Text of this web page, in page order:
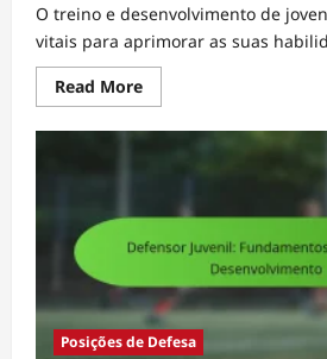
O treino e desenvolvimento de
vitais para aprimorar as suas
Read MoreRead
more
Guarda-
Desenvolvimento,
Técnica
Posições de Defesa